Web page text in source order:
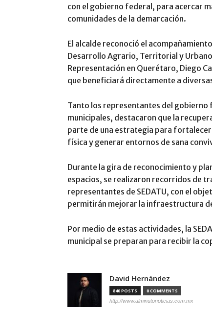
con el gobierno federal, para acercar
comunidades de la demarcación.
El alcalde reconoció el
Desarrollo Agrario, Territorial y
Representación en Querétaro, Diego
que beneficiará directamente a
Tanto los representantes del gobierno
municipales, destacaron que la
parte de una estrategia para
física y generar entornos de sana
Durante la gira de reconocimiento y
espacios, se realizaron recorridos de
representantes de SEDATU, con el
permitirán mejorar la infraestructura
Por medio de estas actividades, la
municipal se preparan para recibir la
David Hernández
840 POSTS 0 COMMENTS
http://www.alminutonoticias.com.mx